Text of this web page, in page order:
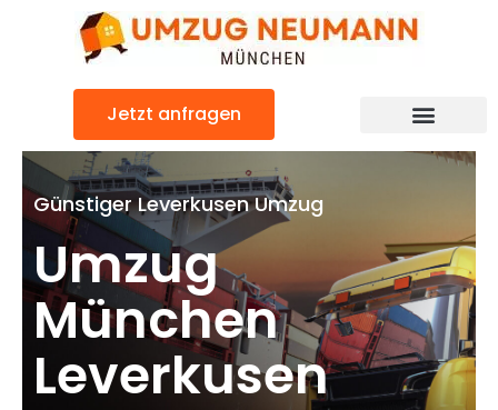
Jetzt anfragen
Günstiger Leverkusen Umzug
Umzug
München
Leverkusen